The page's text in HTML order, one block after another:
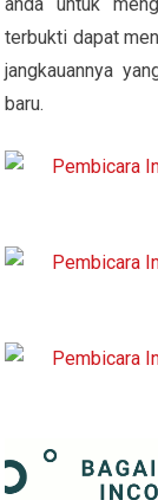
terbukti dapat
jangkauannya
baru.